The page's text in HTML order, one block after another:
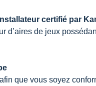
certifié par
d’aires de jeux
que vous soyez